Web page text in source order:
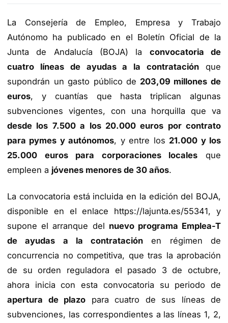
La Consejería de Empleo, Empresa y Trabajo
Autónomo ha publicado en el Boletín Oficial de la
Junta de Andalucía (BOJA) la convocatoria de
cuatro líneas de ayudas a la contratación que
supondrán un gasto público de 203,09 millones de
euros, y cuantías que hasta triplican algunas
subvenciones vigentes, con una horquilla que va
desde los 7.500 a los 20.000 euros por contrato
para pymes y autónomos, y entre los 21.000 y los
25.000 euros para corporaciones locales que
empleen a jóvenes menores de 30 años.
La convocatoria está incluida en la edición del BOJA,
disponible en el enlace https://lajunta.es/55341, y
supone el arranque del nuevo programa Emplea-T
de ayudas a la contratación en régimen de
concurrencia no competitiva, que tras la aprobación
de su orden reguladora el pasado 3 de octubre,
ahora inicia con esta convocatoria su periodo de
apertura de plazo para cuatro de sus líneas de
subvenciones, las correspondientes a las líneas 1, 2,